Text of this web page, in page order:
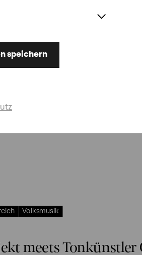
speichern
KV 219, gespielt von Valeriy
zeigt sich, wie die
seiner romantischen
Tradition. Ein Abend voller
Volksmusik
meets Tonkünstler